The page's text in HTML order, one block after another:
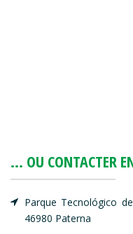
... OU CONTACTER
Parque Tecnológico
46980 Paterna